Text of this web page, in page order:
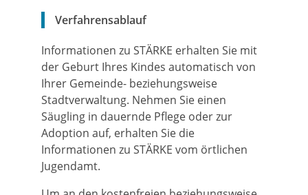
Verfahrensablauf
Informationen zu STÄRKE erhalten Sie mit
der Geburt Ihres Kindes automatisch von
Ihrer Gemeinde- beziehungsweise
Stadtverwaltung. Nehmen Sie einen
Säugling in dauernde Pflege oder zur
Adoption auf, erhalten Sie die
Informationen zu STÄRKE vom örtlichen
Jugendamt.